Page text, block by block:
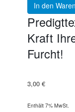
In den
Kraft
Furcht!
3,00 €
Enthält 7% MwSt.